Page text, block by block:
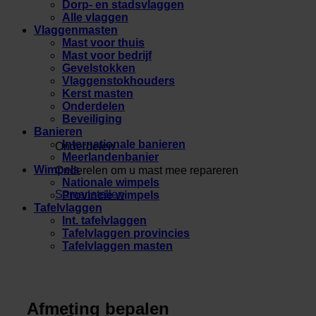
Onderdelen
Onderelen om u mast mee repareren
Samenstellen
Dorp- en stadsvlaggen
Alle vlaggen
Vlaggenmasten
Mast voor thuis
Mast voor bedrijf
Gevelstokken
Vlaggenstokhouders
Kerst masten
Onderdelen
Beveiliging
Banieren
Internationale banieren
Meerlandenbanier
Wimpels
Nationale wimpels
Provincie wimpels
Tafelvlaggen
Int. tafelvlaggen
Tafelvlaggen provincies
Tafelvlaggen masten
Afmeting bepalen